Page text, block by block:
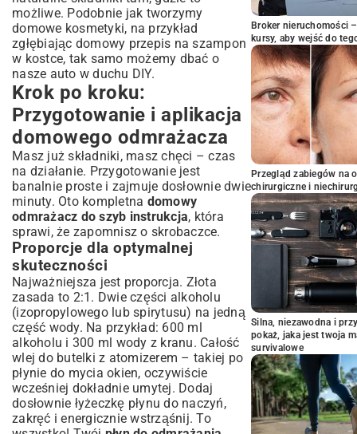
możliwe. Podobnie jak tworzymy
domowe kosmetyki, na przykład
zgłębiając domowy przepis na szampon
w kostce, tak samo możemy dbać o
nasze auto w duchu DIY.
Krok po kroku:
Przygotowanie i aplikacja
domowego odmrażacza
Masz już składniki, masz chęci – czas
na działanie. Przygotowanie jest
banalnie proste i zajmuje dosłownie dwie
minuty. Oto kompletna domowy
odmrażacz do szyb instrukcja, która
sprawi, że zapomnisz o skrobaczce.
Proporcje dla optymalnej
skuteczności
Najważniejsza jest proporcja. Złota
zasada to 2:1. Dwie części alkoholu
(izopropylowego lub spirytusu) na jedną
część wody. Na przykład: 600 ml
alkoholu i 300 ml wody z kranu. Całość
wlej do butelki z atomizerem – takiej po
płynie do mycia okien, oczywiście
wcześniej dokładnie umytej. Dodaj
dosłownie łyżeczkę płynu do naczyń,
zakręć i energicznie wstrząśnij. To
Broker nieruchomości
kursy, aby wejść do
Przegląd zabiegów na
chirurgiczne i
Silna, niezawodna i
pokaż, jaka jest twoja
survivalowe